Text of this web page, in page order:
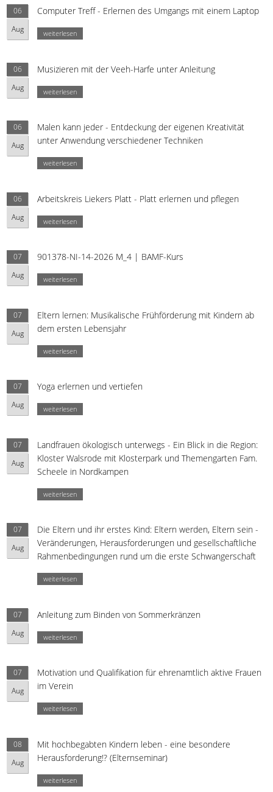
06
Aug
Computer Treff - Erlernen des Umgangs mit einem Laptop
weiterlesen
06
Aug
Musizieren mit der Veeh-Harfe unter Anleitung
weiterlesen
06
Aug
Malen kann jeder - Entdeckung der eigenen Kreativität
unter Anwendung verschiedener Techniken
weiterlesen
06
Aug
Arbeitskreis Liekers Platt - Platt erlernen und pflegen
weiterlesen
07
Aug
901378-NI-14-2026 M_4 | BAMF-Kurs
weiterlesen
07
Aug
Eltern lernen: Musikalische Frühförderung mit Kindern ab
dem ersten Lebensjahr
weiterlesen
07
Aug
Yoga erlernen und vertiefen
weiterlesen
07
Aug
Landfrauen ökologisch unterwegs - Ein Blick in die Region:
Kloster Walsrode mit Klosterpark und Themengarten Fam.
Scheele in Nordkampen
weiterlesen
07
Aug
Die Eltern und ihr erstes Kind: Eltern werden, Eltern sein -
Veränderungen, Herausforderungen und gesellschaftliche
Rahmenbedingungen rund um die erste Schwangerschaft
weiterlesen
07
Aug
Anleitung zum Binden von Sommerkränzen
weiterlesen
07
Aug
Motivation und Qualifikation für ehrenamtlich aktive Frauen
im Verein
weiterlesen
08
Aug
Mit hochbegabten Kindern leben - eine besondere
Herausforderung!? (Elternseminar)
weiterlesen